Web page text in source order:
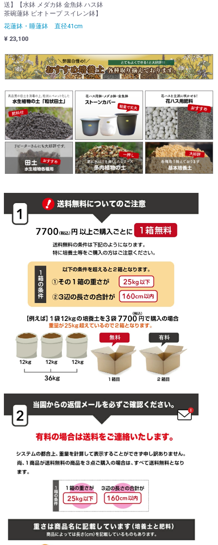
送】【水鉢 メダカ鉢 金魚鉢 ハス鉢
茶碗蓮鉢 ビオトープ スイレン鉢】
花蓮鉢・睡蓮鉢 直径41cm
¥ 23,100